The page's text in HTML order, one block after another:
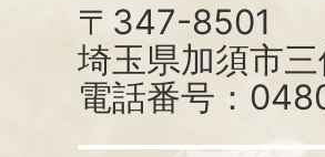
〒347-8501
埼玉県加須市
電話番号：